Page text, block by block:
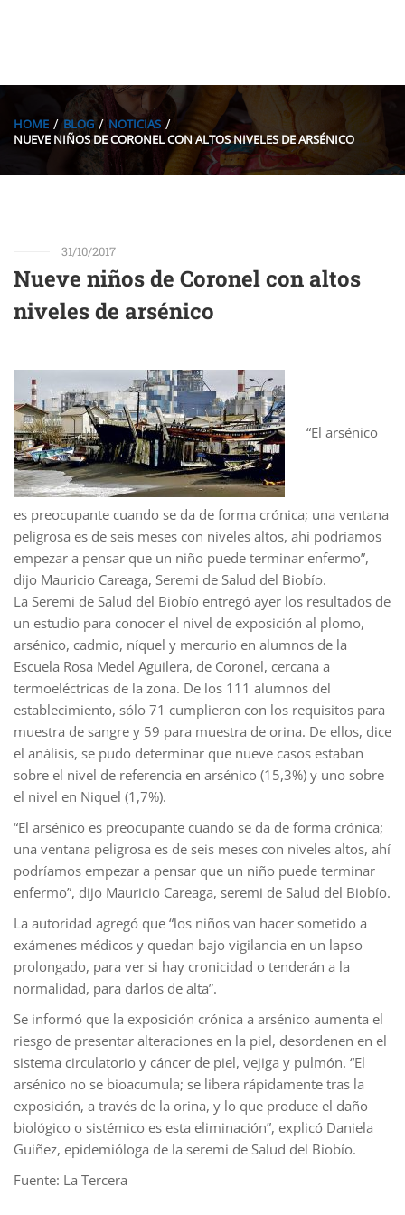
HOME BLOG
NOTICIAS
NUEVE NIÑOS DE CORONEL CON ALTOS NIVELES DE ARSÉNICO
31/10/2017
Nueve niños de Coronel con altos
niveles de arsénico
“El arsénico
es preocupante cuando se da de forma crónica; una ventana
peligrosa es de seis meses con niveles altos, ahí podríamos
empezar a pensar que un niño puede terminar enfermo”,
dijo Mauricio Careaga, Seremi de Salud del Biobío.
La Seremi de Salud del Biobío entregó ayer los resultados de
un estudio para conocer el nivel de exposición al plomo,
arsénico, cadmio, níquel y mercurio en alumnos de la
Escuela Rosa Medel Aguilera, de Coronel, cercana a
termoeléctricas de la zona. De los 111 alumnos del
establecimiento, sólo 71 cumplieron con los requisitos para
muestra de sangre y 59 para muestra de orina. De ellos, dice
el análisis, se pudo determinar que nueve casos estaban
sobre el nivel de referencia en arsénico (15,3%) y uno sobre
el nivel en Niquel (1,7%).
“El arsénico es preocupante cuando se da de forma crónica;
una ventana peligrosa es de seis meses con niveles altos, ahí
podríamos empezar a pensar que un niño puede terminar
enfermo”, dijo Mauricio Careaga, seremi de Salud del Biobío.
La autoridad agregó que “los niños van hacer sometido a
exámenes médicos y quedan bajo vigilancia en un lapso
prolongado, para ver si hay cronicidad o tenderán a la
normalidad, para darlos de alta”.
Se informó que la exposición crónica a arsénico aumenta el
riesgo de presentar alteraciones en la piel, desordenen en el
sistema circulatorio y cáncer de piel, vejiga y pulmón. “El
arsénico no se bioacumula; se libera rápidamente tras la
exposición, a través de la orina, y lo que produce el daño
biológico o sistémico es esta eliminación”, explicó Daniela
Guiñez, epidemióloga de la seremi de Salud del Biobío.
Fuente: La Tercera